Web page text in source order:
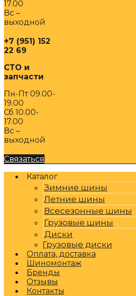
17.00
Вс –
выходной
+7 (951) 152
22 69
СТО и
запчасти
Пн-Пт 09.00-
19.00
Сб 10.00-
17.00
Вс –
выходной
Связаться
Каталог
Зимние шины
Летние шины
Всесезонные шины
Грузовые шины
Диски
Грузовые диски
Оплата, доставка
Шиномонтаж
Бренды
Отзывы
Контакты